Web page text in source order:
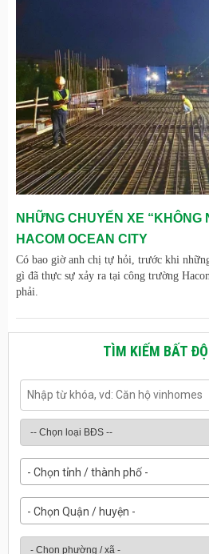
NHỮNG CHUYẾN XE “KHÔNG
HACOM OCEAN CITY
Có bao giờ anh chị tự hỏi, trước khi
gì đã thực sự xảy ra tại công trường
phải.
TÌM KIẾM BẤT
- Chọn tỉnh / thành phố -
- Chọn Quận / huyện -